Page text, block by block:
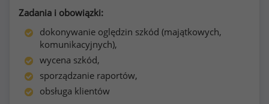
Zadania i obowiązki:
dokonywanie oględzin szkód (majątkowych,
komunikacyjnych),
wycena szkód,
sporządzanie raportów,
obsługa klientów